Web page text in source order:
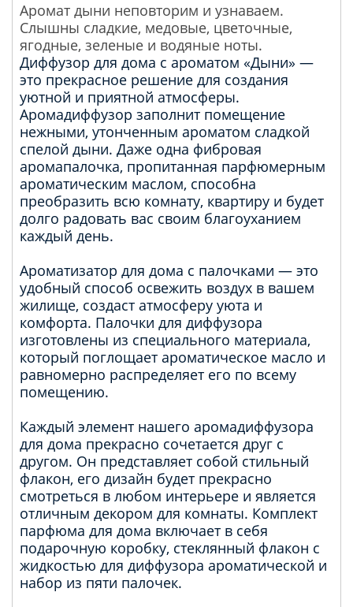
Аромат дыни неповторим и узнаваем.
Слышны сладкие, медовые, цветочные,
ягодные, зеленые и водяные ноты.
Диффузор для дома с ароматом «Дыни» —
это прекрасное решение для создания
уютной и приятной атмосферы.
Аромадиффузор заполнит помещение
нежными, утонченным ароматом сладкой
спелой дыни. Даже одна фибровая
аромапалочка, пропитанная парфюмерным
ароматическим маслом, способна
преобразить всю комнату, квартиру и будет
долго радовать вас своим благоуханием
каждый день.
Ароматизатор для дома с палочками — это
удобный способ освежить воздух в вашем
жилище, создаст атмосферу уюта и
комфорта. Палочки для диффузора
изготовлены из специального материала,
который поглощает ароматическое масло и
равномерно распределяет его по всему
помещению.
Каждый элемент нашего аромадиффузора
для дома прекрасно сочетается друг с
другом. Он представляет собой стильный
флакон, его дизайн будет прекрасно
смотреться в любом интерьере и является
отличным декором для комнаты. Комплект
парфюма для дома включает в себя
подарочную коробку, стеклянный флакон с
жидкостью для диффузора ароматической и
набор из пяти палочек.